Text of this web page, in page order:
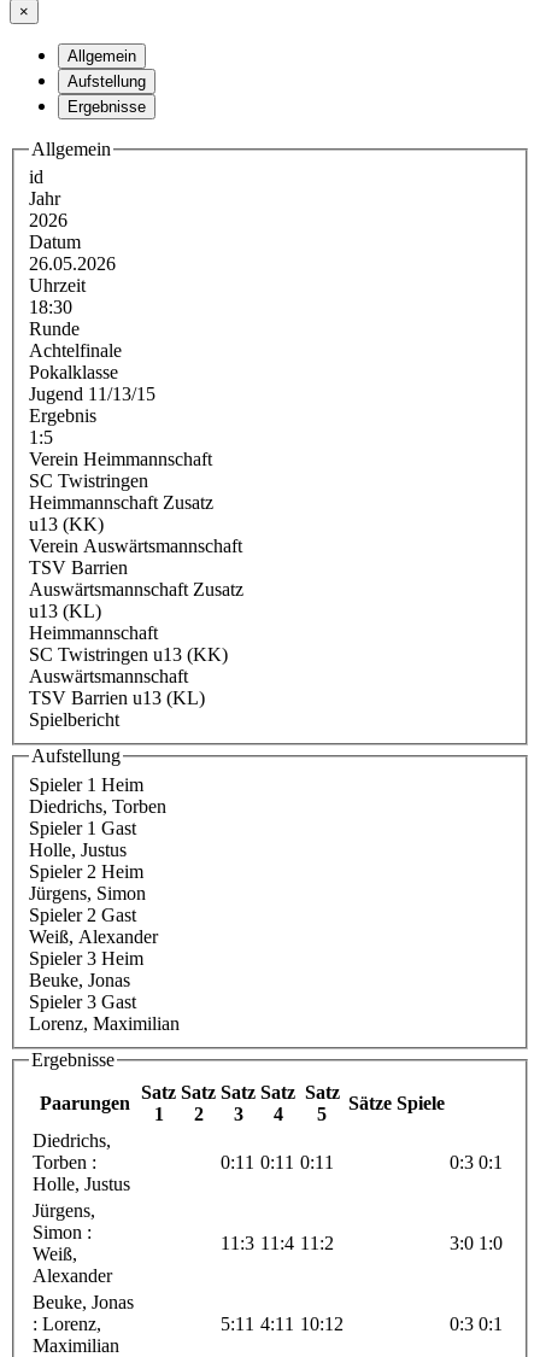
×
Allgemein
Aufstellung
Ergebnisse
Allgemein
id
Jahr
2026
Datum
26.05.2026
Uhrzeit
18:30
Runde
Achtelfinale
Pokalklasse
Jugend 11/13/15
Ergebnis
1:5
Verein Heimmannschaft
SC Twistringen
Heimmannschaft Zusatz
u13 (KK)
Verein Auswärtsmannschaft
TSV Barrien
Auswärtsmannschaft Zusatz
u13 (KL)
Heimmannschaft
SC Twistringen u13 (KK)
Auswärtsmannschaft
TSV Barrien u13 (KL)
Spielbericht
Aufstellung
Spieler 1 Heim
Diedrichs, Torben
Spieler 1 Gast
Holle, Justus
Spieler 2 Heim
Jürgens, Simon
Spieler 2 Gast
Weiß, Alexander
Spieler 3 Heim
Beuke, Jonas
Spieler 3 Gast
Lorenz, Maximilian
Ergebnisse
Paarungen
Satz
1
Satz
2
Satz
3
Satz
4
Satz
5
Sätze Spiele
Diedrichs,
Torben :
Holle, Justus
0:11 0:11 0:11 0:3 0:1
Jürgens,
Simon :
Weiß,
Alexander
11:3 11:4 11:2 3:0 1:0
Beuke, Jonas
: Lorenz,
Maximilian
5:11 4:11 10:12 0:3 0:1